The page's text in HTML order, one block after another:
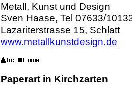
Metall, Kunst und Design
Sven Haase, Tel 07633/
Lazariterstrasse 15, Schlatt
www.metallkunstdesign.de
Paperart in Kirchzarten